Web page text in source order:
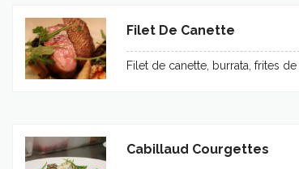
Filet De Canette
Filet de canette, burrata, frites de
Cabillaud Courgettes